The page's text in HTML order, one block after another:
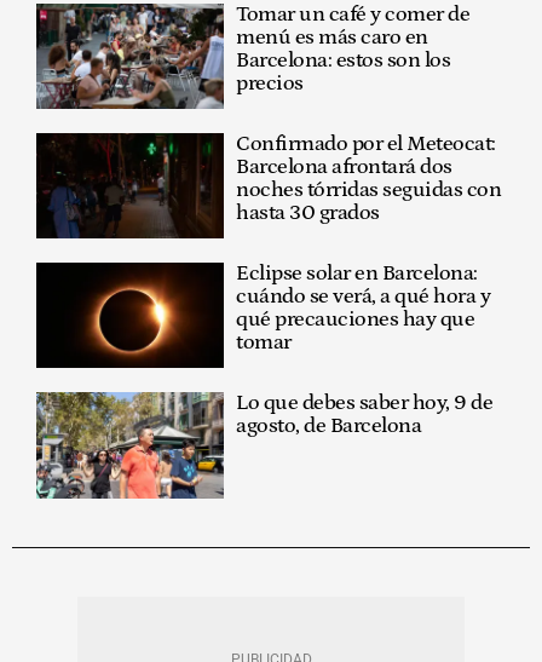
Tomar un café y comer de
menú es más caro en
Barcelona: estos son los
precios
Confirmado por el Meteocat:
Barcelona afrontará dos
noches tórridas seguidas con
hasta 30 grados
Eclipse solar en Barcelona:
cuándo se verá, a qué hora y
qué precauciones hay que
tomar
Lo que debes saber hoy, 9 de
agosto, de Barcelona